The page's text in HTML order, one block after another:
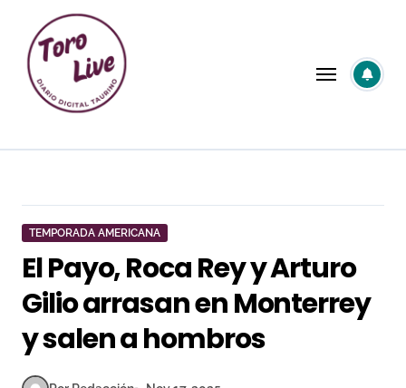
contenido
TEMPORADA AMERICANA
El Payo, Roca Rey y Arturo
Gilio arrasan en Monterrey
y salen a hombros